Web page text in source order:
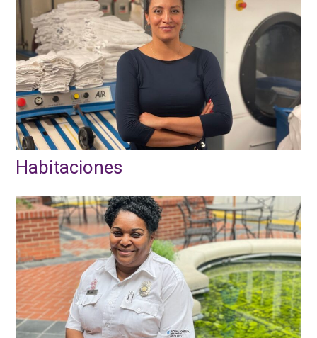
Habitaciones